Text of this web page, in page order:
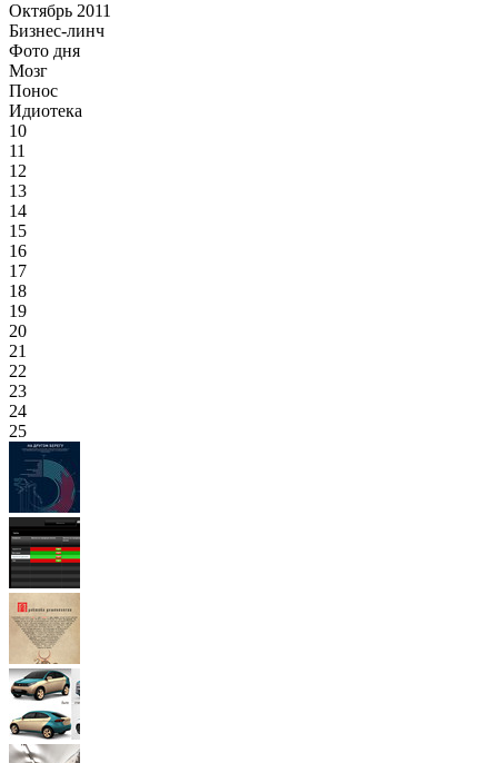
Октябрь 2011
Бизнес-линч
Фото дня
Мозг
Понос
Идиотека
10
11
12
13
14
15
16
17
18
19
20
21
22
23
24
25